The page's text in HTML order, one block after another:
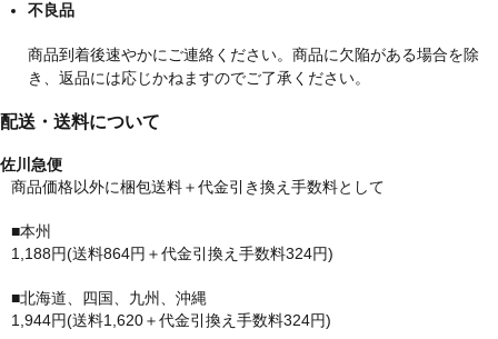
不良品
商品到着後速やかにご連絡ください。商品に欠陥がある場合を除
き、返品には応じかねますのでご了承ください。
配送・送料について
佐川急便
商品価格以外に梱包送料＋代金引き換え手数料として
■本州
1,188円(送料864円＋代金引換え手数料324円)
■北海道、四国、九州、沖縄
1,944円(送料1,620＋代金引換え手数料324円)